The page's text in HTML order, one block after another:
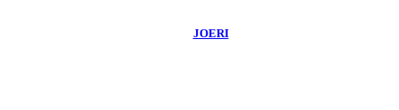
JOERI